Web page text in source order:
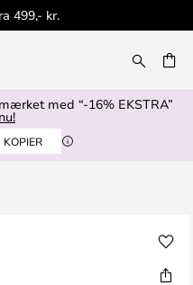
499,- kr.
med “-16% EKSTRA”
KOPIER